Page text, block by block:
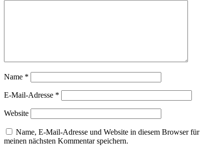
Name *
E-Mail-Adresse *
Website
Name, E-Mail-Adresse und Website in diesem Browser für
meinen nächsten Kommentar speichern.